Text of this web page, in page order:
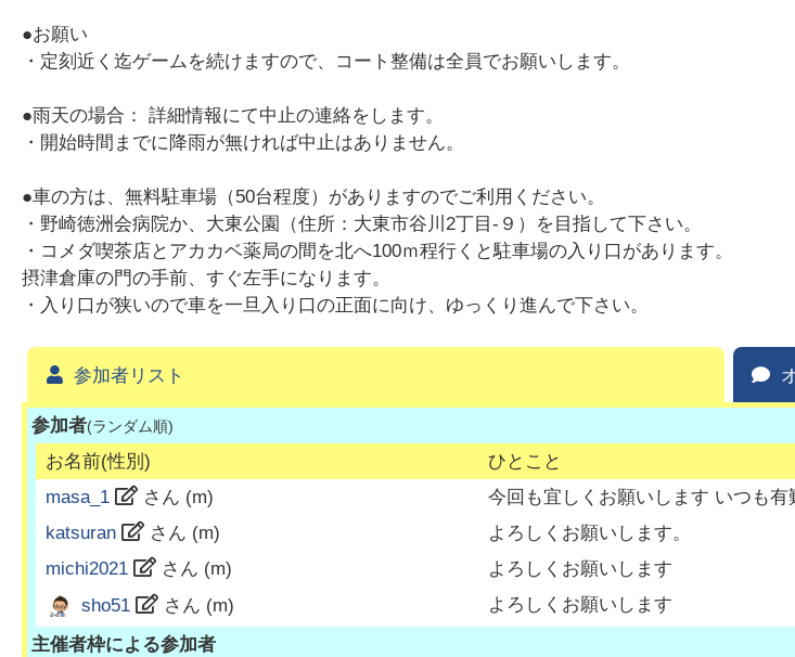
●お願い
・定刻近く迄ゲームを続けますので、コート整備は全員でお願いします。
●雨天の場合： 詳細情報にて中止の連絡をします。
・開始時間までに降雨が無ければ中止はありません。
●車の方は、無料駐車場（50台程度）がありますのでご利用ください。
・野崎徳洲会病院か、大東公園（住所：大東市谷川2丁目-９）を目指して下さい。
・コメダ喫茶店とアカカベ薬局の間を北へ100ｍ程行くと駐車場の入り口があります。
摂津倉庫の門の手前、すぐ左手になります。
・入り口が狭いので車を一旦入り口の正面に向け、ゆっくり進んで下さい。
参加者リスト
参加者(ランダム順)
お名前(性別)
ひとこと
masa_1
さん (m)
今回も宜しくお願いします いつも有
katsuran
さん (m)
よろしくお願いします。
michi2021
さん (m)
よろしくお願いします
sho51
さん (m)
よろしくお願いします
主催者枠による参加者